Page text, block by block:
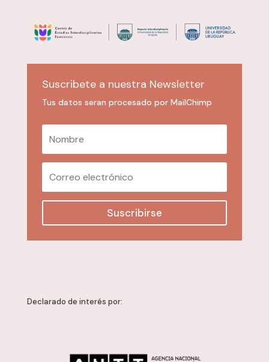
Suscribete a nuestra Newsletter
Tus datos seran procesado por MailChimp
Suscribirse
Declarado de interés por: